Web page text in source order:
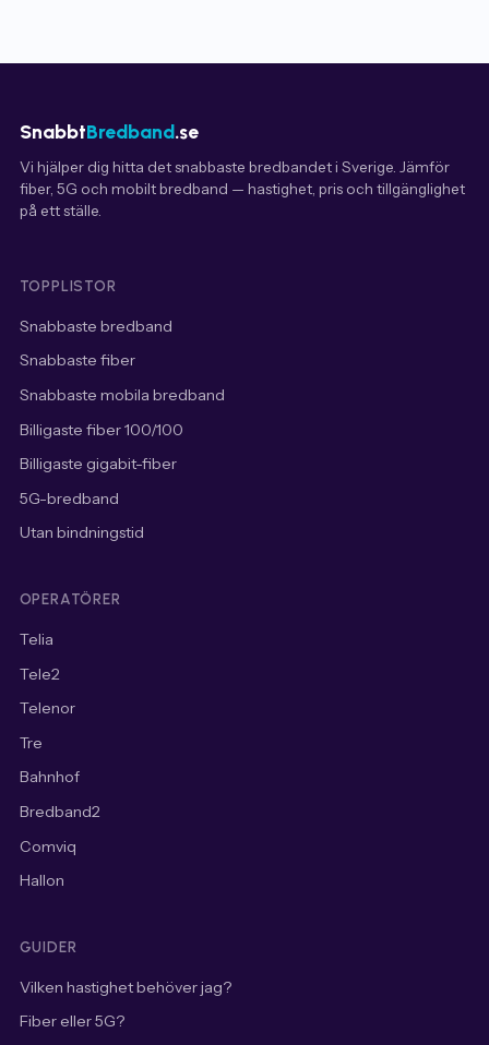
SnabbtBredband.se
Vi hjälper dig hitta det snabbaste bredbandet i Sverige. Jämför
fiber, 5G och mobilt bredband — hastighet, pris och tillgänglighet
på ett ställe.
TOPPLISTOR
Snabbaste bredband
Snabbaste fiber
Snabbaste mobila bredband
Billigaste fiber 100/100
Billigaste gigabit-fiber
5G-bredband
Utan bindningstid
OPERATÖRER
Telia
Tele2
Telenor
Tre
Bahnhof
Bredband2
Comviq
Hallon
GUIDER
Vilken hastighet behöver jag?
Fiber eller 5G?